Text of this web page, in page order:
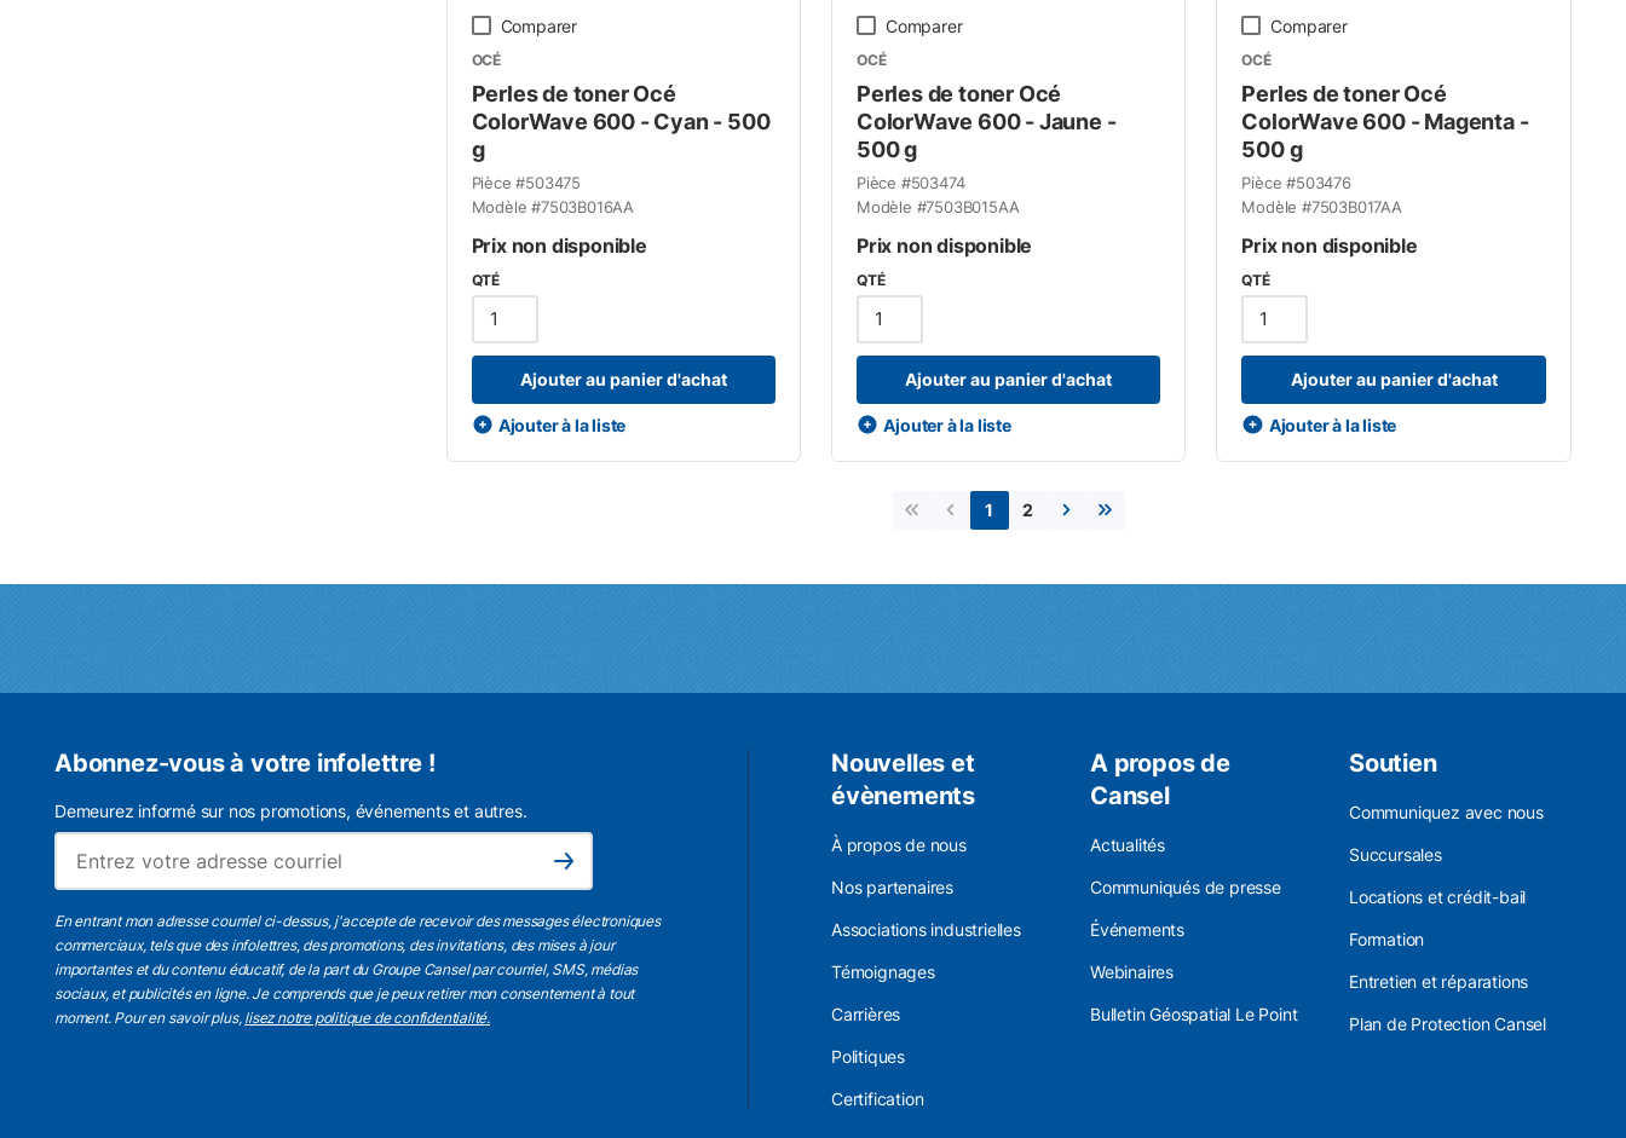
Comparer
OCÉ
Perles de toner Océ
ColorWave 600 - Cyan - 500
g
Pièce #503475
Modèle #7503B016AA
Prix non disponible
QTÉ
Ajouter au panier d'achat
Ajouter à la liste
Comparer
OCÉ
Perles de toner Océ
ColorWave 600 - Jaune -
500 g
Pièce #503474
Modèle #7503B015AA
Prix non disponible
QTÉ
Ajouter au panier d'achat
Ajouter à la liste
Comparer
OCÉ
Perles de toner Océ
ColorWave 600 - Magenta -
500 g
Pièce #503476
Modèle #7503B017AA
Prix non disponible
QTÉ
Ajouter au panier d'achat
Ajouter à la liste
Première page
Page précédente
1 2
Page suivante
Dernière page
Abonnez-vous à votre infolettre !
Demeurez informé sur nos promotions, événements et autres.
Subscribe
L'adresse électronique est obligatoire.
En entrant mon adresse courriel ci-dessus, j'accepte de recevoir des messages électroniques
commerciaux, tels que des infolettres, des promotions, des invitations, des mises à jour
importantes et du contenu éducatif, de la part du Groupe Cansel par courriel, SMS, médias
sociaux, et publicités en ligne. Je comprends que je peux retirer mon consentement à tout
moment. Pour en savoir plus, lisez notre politique de confidentialité.
Nouvelles et
évènements
À propos de nous
Nos partenaires
Associations industrielles
Témoignages
Carrières
Politiques
Certification
A propos de
Cansel
Actualités
Communiqués de presse
Événements
Webinaires
Bulletin Géospatial Le Point
Soutien
Communiquez avec nous
Succursales
Locations et crédit-bail
Formation
Entretien et réparations
Plan de Protection Cansel